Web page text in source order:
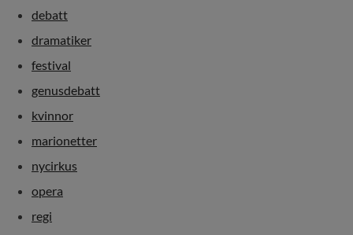
debatt
dramatiker
festival
genusdebatt
kvinnor
marionetter
nycirkus
opera
regi